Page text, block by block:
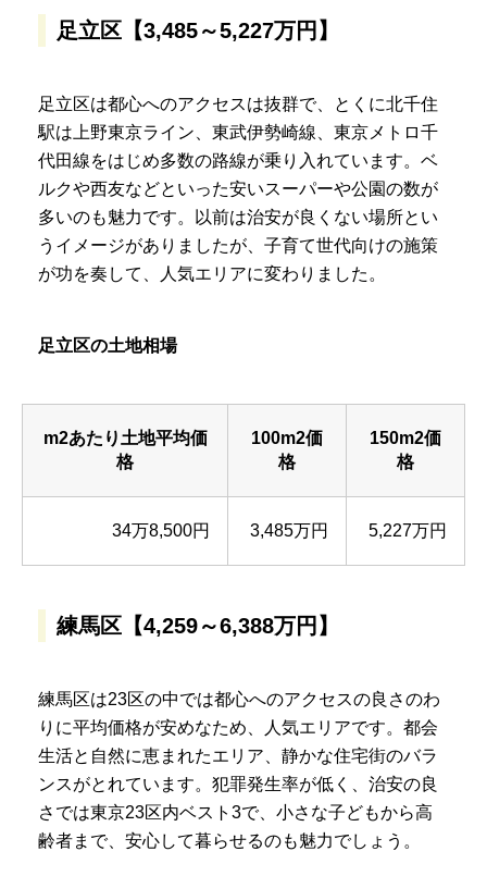
足立区【3,485～5,227万円】
足立区は都心へのアクセスは抜群で、とくに北千住
駅は上野東京ライン、東武伊勢崎線、東京メトロ千
代田線をはじめ多数の路線が乗り入れています。ベ
ルクや西友などといった安いスーパーや公園の数が
多いのも魅力です。以前は治安が良くない場所とい
うイメージがありましたが、子育て世代向けの施策
が功を奏して、人気エリアに変わりました。
足立区の土地相場
m2あたり土地平均価
格
100m2価
格
150m2価
格
34万8,500円 3,485万円 5,227万円
練馬区【4,259～6,388万円】
練馬区は23区の中では都心へのアクセスの良さのわ
りに平均価格が安めなため、人気エリアです。都会
生活と自然に恵まれたエリア、静かな住宅街のバラ
ンスがとれています。犯罪発生率が低く、治安の良
さでは東京23区内ベスト3で、小さな子どもから高
齢者まで、安心して暮らせるのも魅力でしょう。